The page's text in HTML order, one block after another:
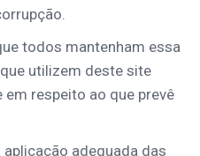
todos mantenham essa
utilizem deste site
respeito ao que prevê
adequada das